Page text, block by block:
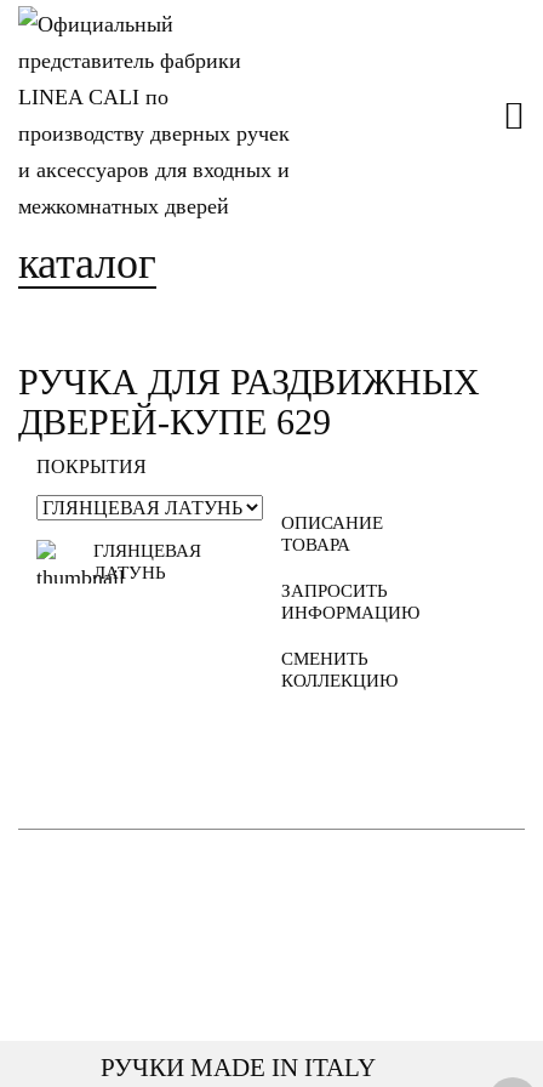
каталог
РУЧКА ДЛЯ РАЗДВИЖНЫХ
ДВЕРЕЙ-КУПЕ 629
ПОКРЫТИЯ
ГЛЯНЦЕВАЯ
ЛАТУНЬ
ОПИСАНИЕ
ТОВАРА
ЗАПРОСИТЬ
ИНФОРМАЦИЮ
СМЕНИТЬ
КОЛЛЕКЦИЮ
РУЧКИ MADE IN ITALY